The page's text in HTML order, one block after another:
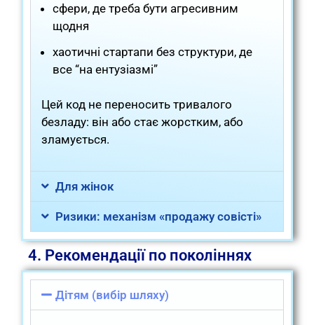
сфери, де треба бути агресивним
щодня
хаотичні стартапи без структури, де
все “на ентузіазмі”
Цей код не переносить тривалого
безладу: він або стає жорстким, або
зламується.
Для жінок
Ризики: механізм «продажу совісті»
4. Рекомендації по поколіннях
Дітям (вибір шляху)